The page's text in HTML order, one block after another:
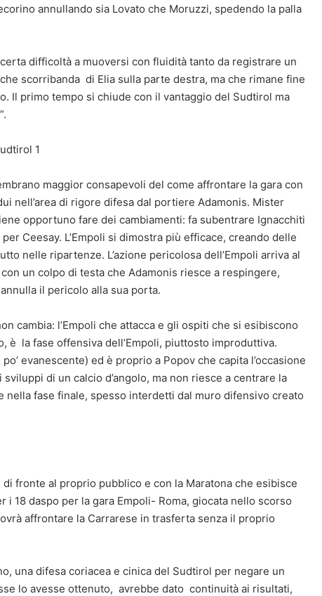
annullando sia Lovato che Moruzzi, spedendo la palla
difficoltà a muoversi con fluidità tanto da registrare un
scorribanda di Elia sulla parte destra, ma che rimane fine
Il primo tempo si chiude con il vantaggio del Sudtirol ma
1
maggior consapevoli del come affrontare la gara con
nell’area di rigore difesa dal portiere Adamonis. Mister
opportuno fare dei cambiamenti: fa subentrare Ignacchiti
Ceesay. L’Empoli si dimostra più efficace, creando delle
nelle ripartenze. L’azione pericolosa dell’Empoli arriva al
un colpo di testa che Adamonis riesce a respingere,
il pericolo alla sua porta.
cambia: l’Empoli che attacca e gli ospiti che si esibiscono
è la fase offensiva dell’Empoli, piuttosto improduttiva.
evanescente) ed è proprio a Popov che capita l’occasione
di un calcio d’angolo, ma non riesce a centrare la
nella fase finale, spesso interdetti dal muro difensivo creato
di fronte al proprio pubblico e con la Maratona che esibisce
18 daspo per la gara Empoli- Roma, giocata nello scorso
affrontare la Carrarese in trasferta senza il proprio
una difesa coriacea e cinica del Sudtirol per negare un
lo avesse ottenuto, avrebbe dato continuità ai risultati,